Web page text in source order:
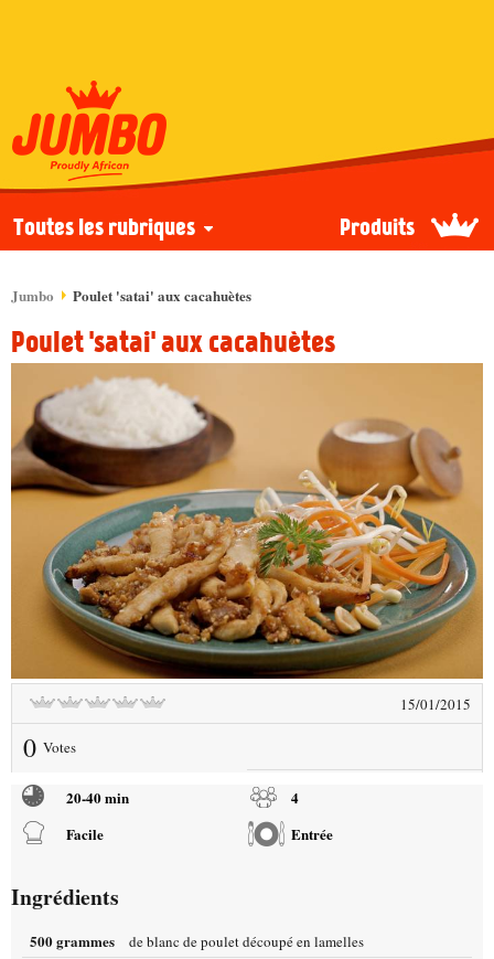
Toutes les rubriques Produits
Jumbo Poulet 'satai' aux cacahuètes
Poulet 'satai' aux cacahuètes
15/01/2015
Votes
0
20-40 min
4
Facile
Entrée
Ingrédients
500 grammes de blanc de poulet découpé en lamelles